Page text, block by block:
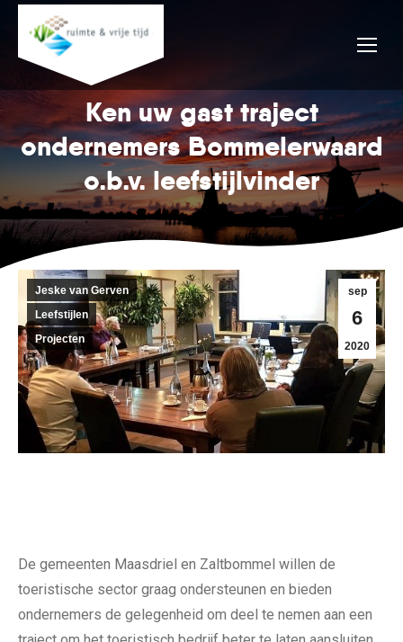
Ken uw gast traject
ondernemers Bommelerwaard
o.b.v. leefstijlvinder
sep
6
2020
Jeske van Gerven
Leefstijlen
Projecten
De gemeenten Maasdriel en Zaltbommel willen de
toeristische sector graag ondersteunen en bieden
ondernemers de gelegenheid om deel te nemen aan een